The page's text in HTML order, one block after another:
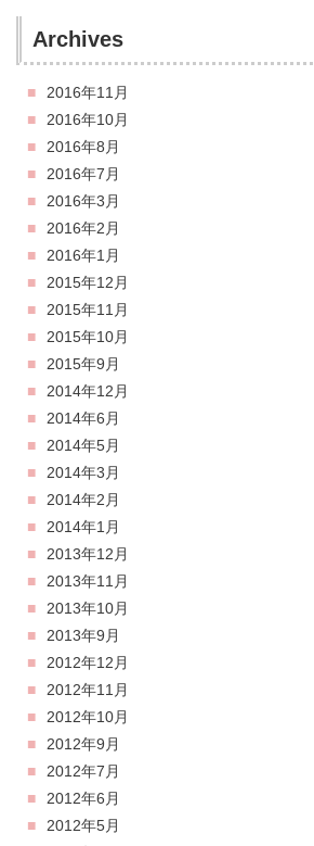
Archives
2016年11月
2016年10月
2016年8月
2016年7月
2016年3月
2016年2月
2016年1月
2015年12月
2015年11月
2015年10月
2015年9月
2014年12月
2014年6月
2014年5月
2014年3月
2014年2月
2014年1月
2013年12月
2013年11月
2013年10月
2013年9月
2012年12月
2012年11月
2012年10月
2012年9月
2012年7月
2012年6月
2012年5月